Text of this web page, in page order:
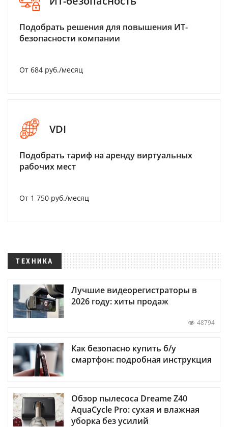
Подобрать решения для повышения ИТ-
безопасности компании
От 684 руб./месяц
VDI
Подобрать тариф на аренду виртуальных
рабочих мест
От 1 750 руб./месяц
ТЕХНИКА
Лучшие видеорегистраторы в
2026 году: хиты продаж
48794
Как безопасно купить б/у
смартфон: подробная инструкция
Обзор пылесоса Dreame Z40
AquaCycle Pro: сухая и влажная
уборка без усилий